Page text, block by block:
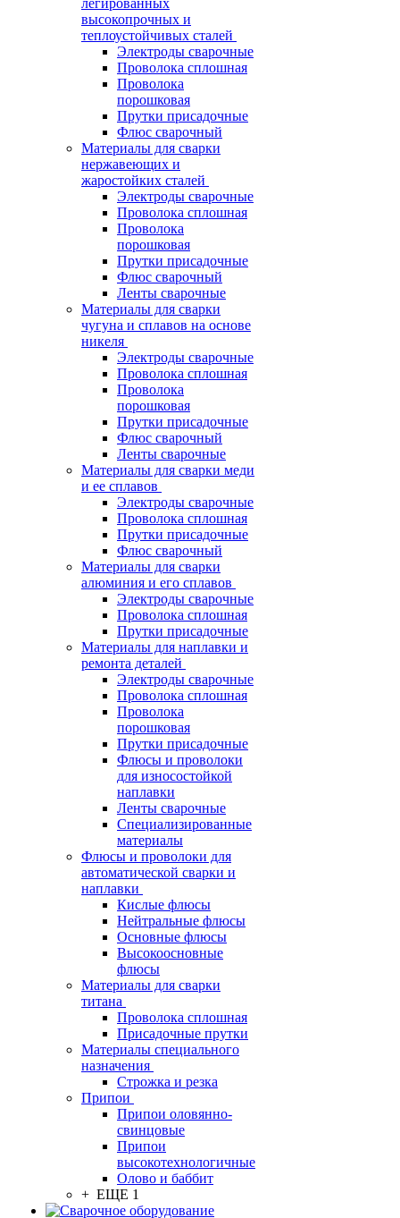
легированных
высокопрочных и
теплоустойчивых сталей
Электроды сварочные
Проволока сплошная
Проволока
порошковая
Прутки присадочные
Флюс сварочный
Материалы для сварки
нержавеющих и
жаростойких сталей
Электроды сварочные
Проволока сплошная
Проволока
порошковая
Прутки присадочные
Флюс сварочный
Ленты сварочные
Материалы для сварки
чугуна и сплавов на основе
никеля
Электроды сварочные
Проволока сплошная
Проволока
порошковая
Прутки присадочные
Флюс сварочный
Ленты сварочные
Материалы для сварки меди
и ее сплавов
Электроды сварочные
Проволока сплошная
Прутки присадочные
Флюс сварочный
Материалы для сварки
алюминия и его сплавов
Электроды сварочные
Проволока сплошная
Прутки присадочные
Материалы для наплавки и
ремонта деталей
Электроды сварочные
Проволока сплошная
Проволока
порошковая
Прутки присадочные
Флюсы и проволоки
для износостойкой
наплавки
Ленты сварочные
Специализированные
материалы
Флюсы и проволоки для
автоматической сварки и
наплавки
Кислые флюсы
Нейтральные флюсы
Основные флюсы
Высокоосновные
флюсы
Материалы для сварки
титана
Проволока сплошная
Присадочные прутки
Материалы специального
назначения
Строжка и резка
Припои
Припои оловянно-
свинцовые
Припои
высокотехнологичные
Олово и баббит
+ ЕЩЕ 1